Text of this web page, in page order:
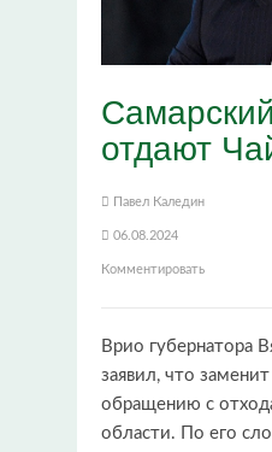
отдают
Павел Каледин
06.08.2024
Комментировать
Врио губернатора
заявил, что
обращению с
области. По его